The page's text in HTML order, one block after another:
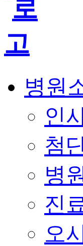
병원
인
첨
병
진
오